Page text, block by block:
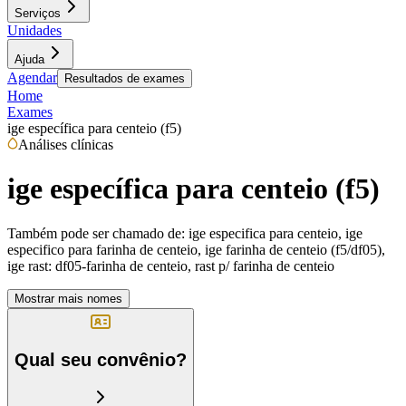
Serviços
Unidades
Ajuda
Agendar Resultados de exames
Home
Exames
ige específica para centeio (f5)
Análises clínicas
ige específica para centeio (f5)
Também pode ser chamado de: ige especifica para centeio, ige
especifico para farinha de centeio, ige farinha de centeio (f5/df05),
ige rast: df05-farinha de centeio, rast p/ farinha de centeio
Mostrar mais nomes
Qual seu convênio?